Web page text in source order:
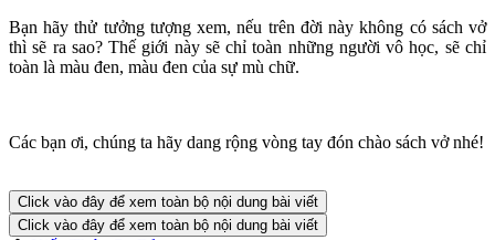
Bạn hãy thử tưởng tượng xem, nếu trên đời này không có sách vở
thì sẽ ra sao? Thế giới này sẽ chỉ toàn những người vô học, sẽ chỉ
toàn là màu đen, màu đen của sự mù chữ.
Các bạn ơi, chúng ta hãy dang rộng vòng tay đón chào sách vở nhé!
Click vào đây để xem toàn bộ nội dung bài viết
Click vào đây để xem toàn bộ nội dung bài viết